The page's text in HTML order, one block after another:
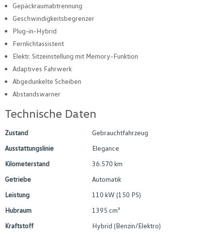
Gepäckraumabtrennung
Geschwindigkeitsbegrenzer
Plug-in-Hybrid
Fernlichtassistent
Elektr. Sitzeinstellung mit Memory-Funktion
Adaptives Fahrwerk
Abgedunkelte Scheiben
Abstandswarner
Technische Daten
Zustand
Gebrauchtfahrzeug
Ausstattungslinie
Elegance
Kilometerstand
36.570 km
Getriebe
Automatik
Leistung
110 kW (150 PS)
Hubraum
1395 cm³
Kraftstoff
Hybrid (Benzin/Elektro)